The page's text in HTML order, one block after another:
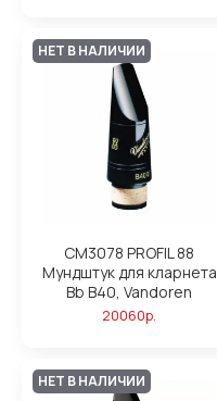
НЕТ В НАЛИЧИИ
CM3078 PROFIL 88
Мундштук для кларнета
Bb B40, Vandoren
20060р.
НЕТ В НАЛИЧИИ